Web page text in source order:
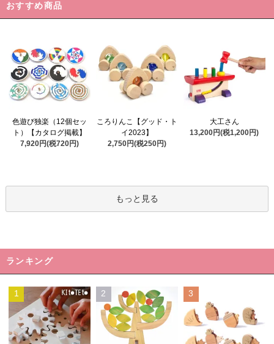
おすすめ商品
色遊び独楽（12個セッ
ト）【カタログ掲載】
7,920円(税720円)
ころりんこ【グッド・ト
イ2023】
2,750円(税250円)
大工さん
13,200円(税1,200円)
もっと見る
ランキング
1 2 3